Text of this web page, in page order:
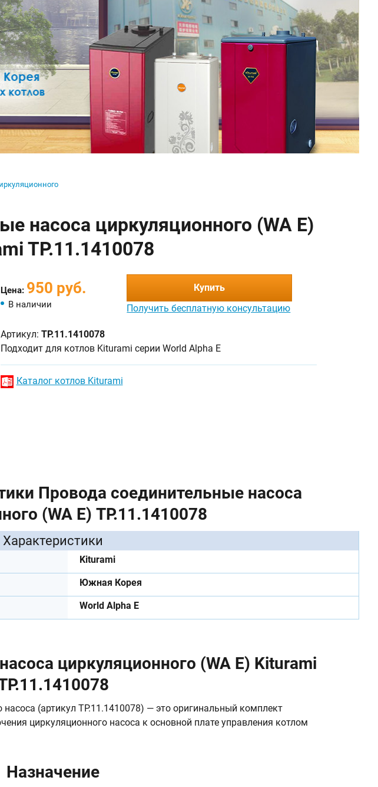
насоса циркуляционного (WA E)
TP.11.1410078
Цена: 950 руб.
В наличии
Купить
Получить бесплатную консультацию
Артикул: TP.11.1410078
Подходит для котлов Kiturami серии World Alpha E
Каталог котлов Kiturami
Провода соединительные насоса
(WA E) TP.11.1410078
Характеристики
Kiturami
Южная Корея
World Alpha E
циркуляционного (WA E) Kiturami
(артикул TP.11.1410078) — это оригинальный комплект
циркуляционного насоса к основной плате управления котлом
Назначение